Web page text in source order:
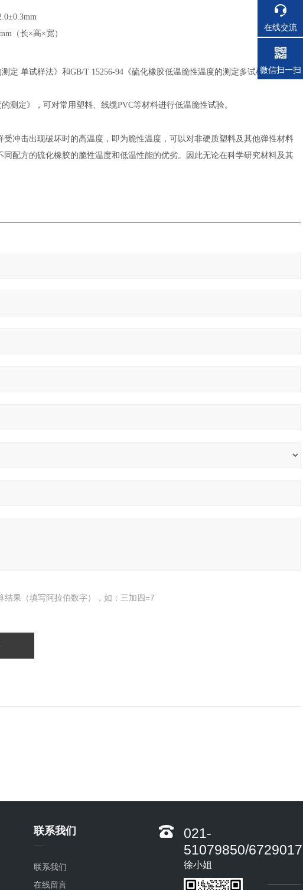
（长×高×宽）
定 单试样法》和GB/T 15256-94《硫化橡胶低温脆性温度的测定多试样法》国家
测定》，可对常用塑料、线缆PVC等材料进行低温脆性试验。
冲击出现破坏时的高温度，即为脆性温度，可以对非硬质塑料及其他弹性材料
配方的硫化橡胶的脆性温度和低温性能的优劣。因此无论在科学研究材料及其
结果（填写阿拉伯数字），如：三加四=7
联系我们
联系我们
在线留言
021-
51079850/
徐小姐
在线交流
微信扫一扫